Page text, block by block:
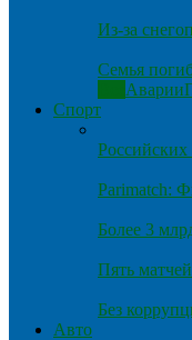
Из-за
Семья
Аварии
Спорт
Parimatch:
Более 3
Пять
Без
Авто